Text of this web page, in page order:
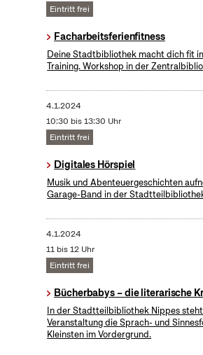
Eintritt frei
Facharbeitsferienfitness
Deine Stadtbibliothek macht dich fit
Training. Workshop in der
4.1.2024
10:30 bis 13:30 Uhr
Eintritt frei
Digitales Hörspiel
Musik und Abenteuergeschichten
Garage-Band in der
4.1.2024
11 bis 12 Uhr
Eintritt frei
Bücherbabys – die literarische
In der Stadtteilbibliothek Nippes
Veranstaltung die Sprach- und
Kleinsten im Vordergrund.